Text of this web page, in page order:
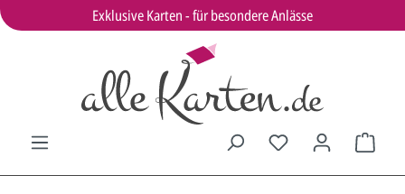
Exklusive Karten - für besondere Anlässe